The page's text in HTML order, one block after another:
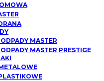
MASTER
MASTER PRESTIGE